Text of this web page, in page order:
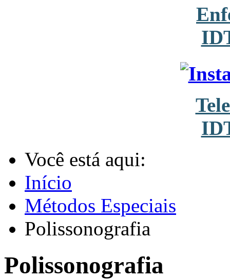
Você está aqui:
Início
Métodos Especiais
Polissonografia
Polissonografia